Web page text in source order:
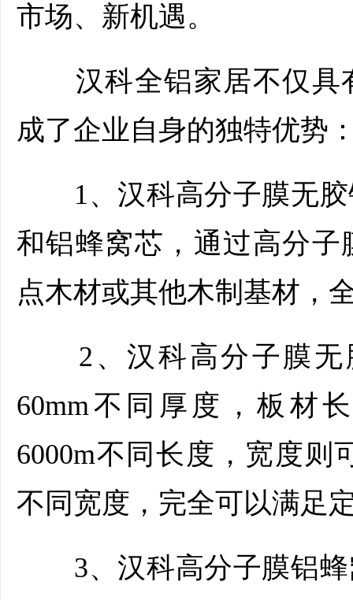
市场、新机遇。
汉科全铝家居不仅具
成了企业自身的独特优势
1、汉科高分子膜无胶
和铝蜂窝芯，通过高分
点木材或其他木制基材，
2、汉科高分子膜无
60mm不同厚度，板材
6000m不同长度，宽度则
不同宽度，完全可以满足
3、汉科高分子膜铝蜂